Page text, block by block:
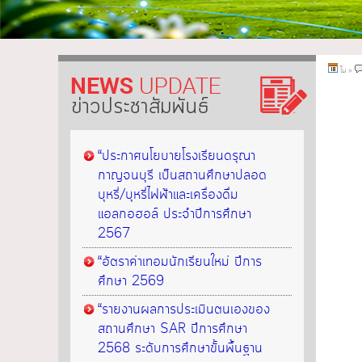
ข่าวประชาสัมพันธ์
“ประกาศนโยบายโรงเรียนดรุณา
กาญจนบุรี เป็นสถานศึกษาปลอด
บุหรี่/บุหรี่ไฟฟ้าและเครื่องดื่ม
แอลกอฮอล์ ประจำปีการศึกษา
2567
“อัตราค่าเทอมนักเรียนใหม่ ปีการ
ศึกษา 2569
“รายงานผลการประเมินตนเองของ
สถานศึกษา SAR ปีการศึกษา
2568 ระดับการศึกษาขั้นพื้นฐาน
ใน »